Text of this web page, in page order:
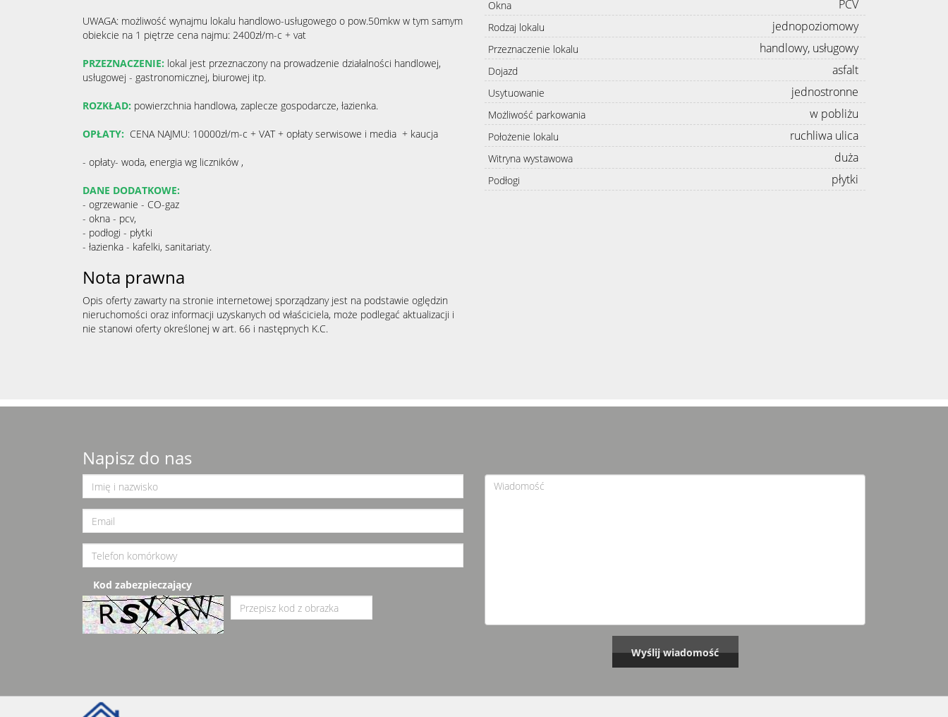
UWAGA: możliwość wynajmu lokalu handlowo-usługowego o pow.50mkw w tym samym
obiekcie na 1 piętrze cena najmu: 2400zł/m-c + vat
PRZEZNACZENIE: lokal jest przeznaczony na prowadzenie działalności handlowej,
usługowej - gastronomicznej, biurowej itp.
ROZKŁAD: powierzchnia handlowa, zaplecze gospodarcze, łazienka.
OPŁATY: CENA NAJMU: 10000zł/m-c + VAT + opłaty serwisowe i media + kaucja
- opłaty- woda, energia wg liczników ,
DANE DODATKOWE:
- ogrzewanie - CO-gaz
- okna - pcv,
- podłogi - płytki
- łazienka - kafelki, sanitariaty.
Nota prawna
Opis oferty zawarty na stronie internetowej sporządzany jest na podstawie oględzin
nieruchomości oraz informacji uzyskanych od właściciela, może podlegać aktualizacji i
nie stanowi oferty określonej w art. 66 i następnych K.C.
Okna PCV
Rodzaj lokalu jednopoziomowy
Przeznaczenie lokalu handlowy, usługowy
Dojazd asfalt
Usytuowanie jednostronne
Możliwość parkowania w pobliżu
Położenie lokalu ruchliwa ulica
Witryna wystawowa duża
Podłogi płytki
Napisz do nas
Kod zabezpieczający